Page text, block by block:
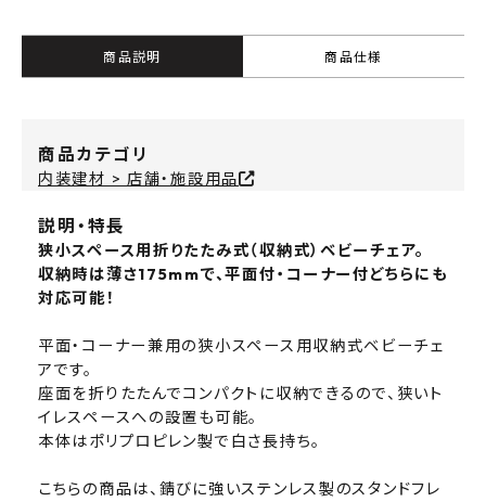
商品説明 商品仕様
商品カテゴリ
内装建材 > 店舗・施設用品
説明・特長
狭小スペース用折りたたみ式（収納式）ベビーチェア。
収納時は薄さ175mmで、平面付・コーナー付どちらにも
対応可能！
平面・コーナー兼用の狭小スペース用収納式ベビーチェ
アです。
座面を折りたたんでコンパクトに収納できるので、狭いト
イレスペースへの設置も可能。
本体はポリプロピレン製で白さ長持ち。
こちらの商品は、錆びに強いステンレス製のスタンドフレ